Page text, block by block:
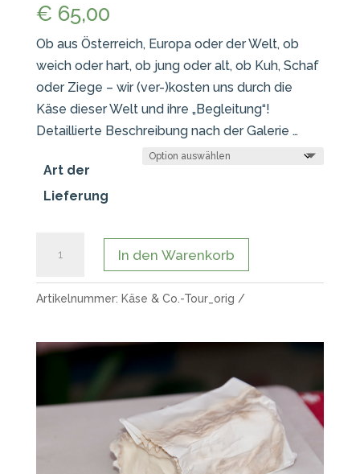
€ 65,00
Ob aus Österreich, Europa oder der Welt, ob
weich oder hart, ob jung oder alt, ob Kuh, Schaf
oder Ziege – wir (ver-)kosten uns durch die
Käse dieser Welt und ihre „Begleitung“!
Detaillierte Beschreibung nach der Galerie …
Art der
Lieferung
Co.-
Tour
In den Warenkorb
Artikelnummer: Käse & Co.-Tour_orig